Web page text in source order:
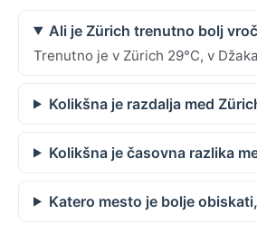
Ali je Zürich trenutno bolj
Trenutno je v Zürich 29°C, v
Kolikšna je razdalja med
Kolikšna je časovna razlika
Katero mesto je bolje